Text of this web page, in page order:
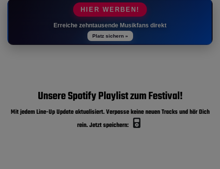
HIER WERBEN!
Erreiche zehntausende Musikfans direkt
Platz sichern »
Unsere Spotify Playlist zum Festival!
Mit jedem Line-Up Update aktualisiert. Verpasse keine neuen Tracks und hör Dich
rein. Jetzt speichern: